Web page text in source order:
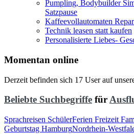
Pumpling, Bodybuilder
Satzpause
Kaffeevollautomaten
Technik leasen statt kaufen
Personalisierte Liebes-
Momentan online
Derzeit befinden sich 17 User auf
Beliebte Suchbegriffe für
Sprachreisen SchülerFerien Freizeit
Geburtstag HamburgNordrhein-